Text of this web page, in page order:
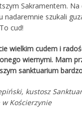
Sakramentem. Na
nadaremnie szukali
cud!
wielkim cudem i
wiernymi. Mam
sanktuarium
kustosz
Kościerzynie